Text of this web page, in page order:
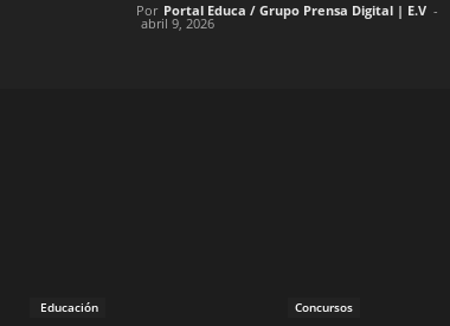
Por Portal Educa / Grupo Prensa Digital | E.V -
abril 9, 2026
Educación Concursos